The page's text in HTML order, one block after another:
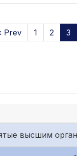
Prev 1 2 3
высшим